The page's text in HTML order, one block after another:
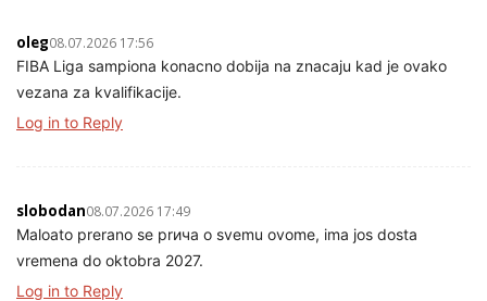
oleg08.07.2026 17:56
FIBA Liga sampiona konacno dobija na znacaju kad je ovako
vezana za kvalifikacije.
Log in to Reply
slobodan08.07.2026 17:49
Maloato prerano se prича o svemu ovome, ima jos dosta
vremena do oktobra 2027.
Log in to Reply